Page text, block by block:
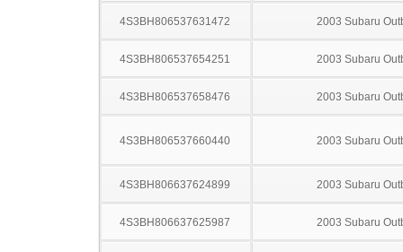
4S3BH806537631472 2003 Subaru
4S3BH806537654251 2003 Subaru
4S3BH806537658476 2003 Subaru
4S3BH806537660440 2003 Subaru
4S3BH806637624899 2003 Subaru
4S3BH806637625987 2003 Subaru